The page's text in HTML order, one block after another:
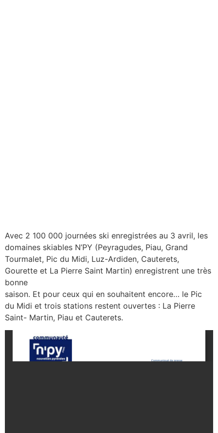
Avec 2 100 000 journées ski enregistrées au 3 avril, les
domaines skiables N’PY (Peyragudes, Piau, Grand
Tourmalet, Pic du Midi, Luz-Ardiden, Cauterets,
Gourette et La Pierre Saint Martin) enregistrent une très
bonne
saison. Et pour ceux qui en souhaitent encore… le Pic
du Midi et trois stations restent ouvertes : La Pierre
Saint- Martin, Piau et Cauterets.